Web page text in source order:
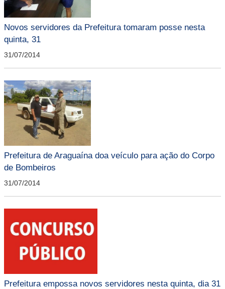
Novos servidores da Prefeitura tomaram posse nesta
quinta, 31
31/07/2014
Prefeitura de Araguaína doa veículo para ação do Corpo
de Bombeiros
31/07/2014
Prefeitura empossa novos servidores nesta quinta, dia 31